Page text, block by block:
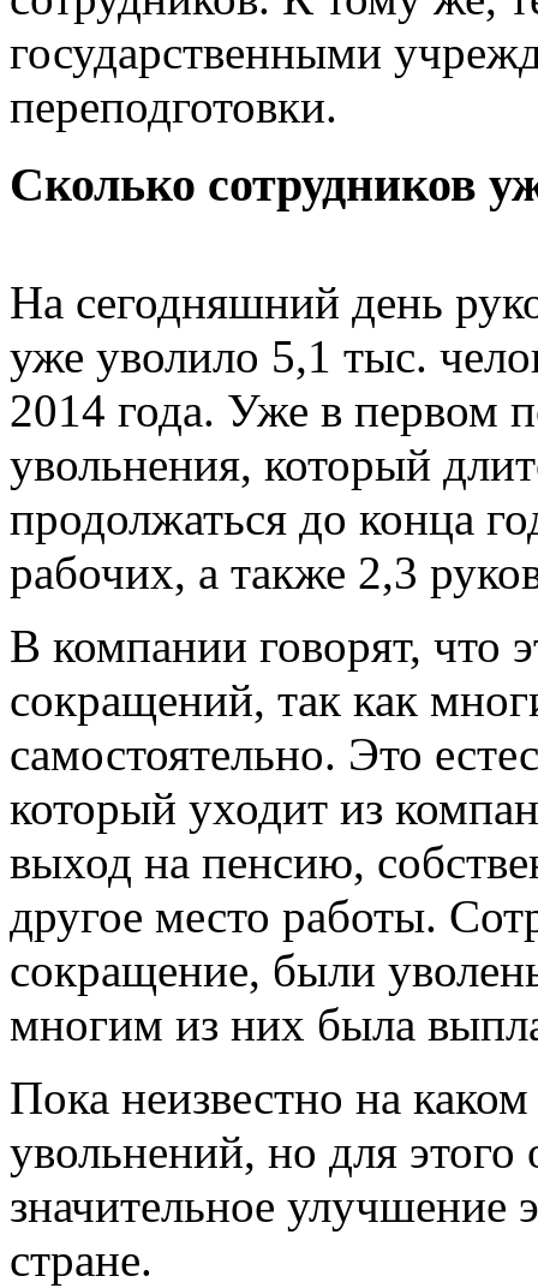
государственными
переподготовки.
Сколько сотрудников
На сегодняшний день
уже уволило 5,1 тыс.
2014 года. Уже в первом
увольнения, который
продолжаться до конца
рабочих, а также 2,3
В компании говорят, что
сокращений, так как
самостоятельно. Это
который уходит из
выход на пенсию,
другое место работы.
сокращение, были
многим из них была
Пока неизвестно на
увольнений, но для
значительное улучшение
стране.